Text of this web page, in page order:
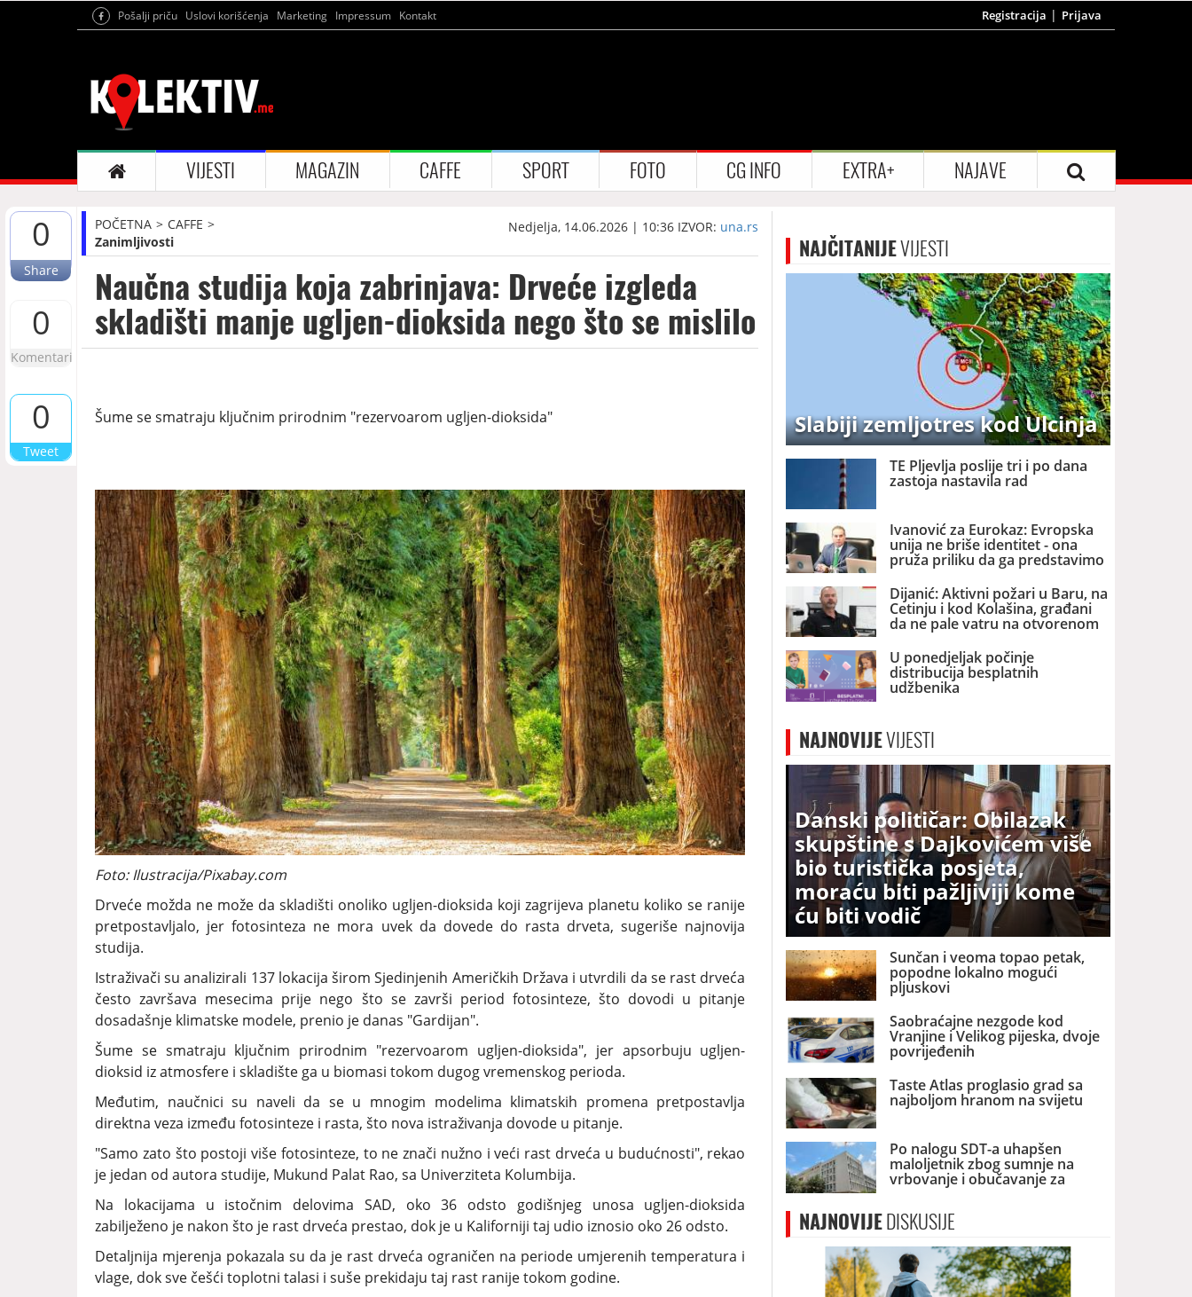
Pošalji priču Uslovi korišćenja Marketing Impressum Kontakt Registracija Prijava
VIJESTI MAGAZIN CAFFE SPORT FOTO CG INFO EXTRA+ NAJAVE
0
Share
0
Komentari
0
Tweet
POČETNA
CAFFE
Zanimljivosti
Nedjelja, 14.06.2026 | 10:36 IZVOR: una.rs
Naučna studija koja zabrinjava: Drveće izgleda
skladišti manje ugljen-dioksida nego što se mislilo
Šume se smatraju ključnim prirodnim "rezervoarom ugljen-dioksida"
Foto: Ilustracija/Pixabay.com
Drveće možda ne može da skladišti onoliko ugljen-dioksida koji zagrijeva planetu koliko se ranije
pretpostavljalo, jer fotosinteza ne mora uvek da dovede do rasta drveta, sugeriše najnovija
studija.
Istraživači su analizirali 137 lokacija širom Sjedinjenih Američkih Država i utvrdili da se rast drveća
često završava mesecima prije nego što se završi period fotosinteze, što dovodi u pitanje
dosadašnje klimatske modele, prenio je danas "Gardijan".
Šume se smatraju ključnim prirodnim "rezervoarom ugljen-dioksida", jer apsorbuju ugljen-
dioksid iz atmosfere i skladište ga u biomasi tokom dugog vremenskog perioda.
Međutim, naučnici su naveli da se u mnogim modelima klimatskih promena pretpostavlja
direktna veza između fotosinteze i rasta, što nova istraživanja dovode u pitanje.
"Samo zato što postoji više fotosinteze, to ne znači nužno i veći rast drveća u budućnosti", rekao
je jedan od autora studije, Mukund Palat Rao, sa Univerziteta Kolumbija.
Na lokacijama u istočnim delovima SAD, oko 36 odsto godišnjeg unosa ugljen-dioksida
zabilježeno je nakon što je rast drveća prestao, dok je u Kaliforniji taj udio iznosio oko 26 odsto.
Detaljnija mjerenja pokazala su da je rast drveća ograničen na periode umjerenih temperatura i
vlage, dok sve češći toplotni talasi i suše prekidaju taj rast ranije tokom godine.
NAJČITANIJEVIJESTI
Slabiji zemljotres kod Ulcinja
TE Pljevlja poslije tri i po dana
zastoja nastavila rad
Ivanović za Eurokaz: Evropska
unija ne briše identitet - ona
pruža priliku da ga predstavimo
Evropi i svijetu
Dijanić: Aktivni požari u Baru, na
Cetinju i kod Kolašina, građani
da ne pale vatru na otvorenom
U ponedjeljak počinje
distribucija besplatnih
udžbenika
NAJNOVIJEVIJESTI
Danski političar: Obilazak
skupštine s Dajkovićem više
bio turistička posjeta,
moraću biti pažljiviji kome
ću biti vodič
Sunčan i veoma topao petak,
popodne lokalno mogući
pljuskovi
Saobraćajne nezgode kod
Vranjine i Velikog pijeska, dvoje
povrijeđenih
Taste Atlas proglasio grad sa
najboljom hranom na svijetu
Po nalogu SDT-a uhapšen
maloljetnik zbog sumnje na
vrbovanje i obučavanje za
terorizam
NAJNOVIJEDISKUSIJE